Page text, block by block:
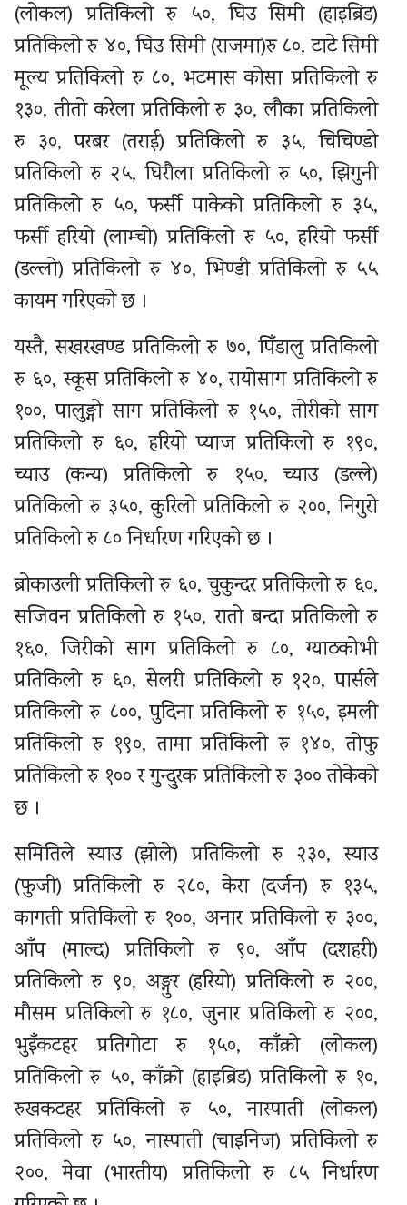
(लोकल) प्रतिकिलो रु ५०, घिउ सिमी (हाइब्रिड)
प्रतिकिलो रु ४०, घिउ सिमी (राजमा)रु ८०, टाटे सिमी
मूल्य प्रतिकिलो रु ८०, भटमास कोसा प्रतिकिलो रु
१३०, तीतो करेला प्रतिकिलो रु ३०, लौका प्रतिकिलो
रु ३०, परबर (तराई) प्रतिकिलो रु ३५, चिचिण्डो
प्रतिकिलो रु २५, घिरौला प्रतिकिलो रु ५०, झिगुनी
प्रतिकिलो रु ५०, फर्सी पाकेको प्रतिकिलो रु ३५,
फर्सी हरियो (लाम्चो) प्रतिकिलो रु ५०, हरियो फर्सी
(डल्लो) प्रतिकिलो रु ४०, भिण्डी प्रतिकिलो रु ५५
कायम गरिएको छ ।
यस्तै, सखरखण्ड प्रतिकिलो रु ७०, पिँडालु प्रतिकिलो
रु ६०, स्कूस प्रतिकिलो रु ४०, रायोसाग प्रतिकिलो रु
१००, पालुङ्गो साग प्रतिकिलो रु १५०, तोरीको साग
प्रतिकिलो रु ६०, हरियो प्याज प्रतिकिलो रु १९०,
च्याउ (कन्य) प्रतिकिलो रु १५०, च्याउ (डल्ले)
प्रतिकिलो रु ३५०, कुरिलो प्रतिकिलो रु २००, निगुरो
प्रतिकिलो रु ८० निर्धारण गरिएको छ ।
ब्रोकाउली प्रतिकिलो रु ६०, चुकुन्दर प्रतिकिलो रु ६०,
सजिवन प्रतिकिलो रु १५०, रातो बन्दा प्रतिकिलो रु
१६०, जिरीको साग प्रतिकिलो रु ८०, ग्याठकोभी
प्रतिकिलो रु ६०, सेलरी प्रतिकिलो रु १२०, पार्सले
प्रतिकिलो रु ८००, पुदिना प्रतिकिलो रु १५०, इमली
प्रतिकिलो रु १९०, तामा प्रतिकिलो रु १४०, तोफु
प्रतिकिलो रु १०० र गुन्दु्रक प्रतिकिलो रु ३०० तोकेको
छ ।
समितिले स्याउ (झोले) प्रतिकिलो रु २३०, स्याउ
(फुजी) प्रतिकिलो रु २८०, केरा (दर्जन) रु १३५,
कागती प्रतिकिलो रु १००, अनार प्रतिकिलो रु ३००,
आँप (माल्द) प्रतिकिलो रु ९०, आँप (दशहरी)
प्रतिकिलो रु ९०, अङ्गुर (हरियो) प्रतिकिलो रु २००,
मौसम प्रतिकिलो रु १८०, जुनार प्रतिकिलो रु २००,
भुइँकटहर प्रतिगोटा रु १५०, काँक्रो (लोकल)
प्रतिकिलो रु ५०, काँक्रो (हाइब्रिड) प्रतिकिलो रु १०,
रुखकटहर प्रतिकिलो रु ५०, नास्पाती (लोकल)
प्रतिकिलो रु ५०, नास्पाती (चाइनिज) प्रतिकिलो रु
२००, मेवा (भारतीय) प्रतिकिलो रु ८५ निर्धारण